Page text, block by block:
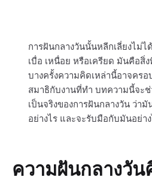
การฝันกลางวันนั้นหลีกเลี่ยงไม่
เบื่อ เหนื่อย หรือเครียด มันคือ
บางครั้งความคิดเหล่านี้อาจครอ
สมาธิกับงานที่ทำ บทความนี้จะ
เป็นจริงของการฝันกลางวัน ว่า
อย่างไร และจะรับมือกับมันอย่าง
ความฝันกลางวัน